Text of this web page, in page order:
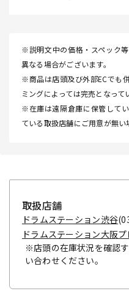
※説明文中の価格・スペック
異なる場合がございます。
※商品は店頭及び外部ECでも
ミングによっては完売となって
※在庫は遠隔倉庫に保管して
ている取扱店舗にご用意が無い
取扱店舗
ドラムステーション渋谷
ドラムステーション大阪プ
※店頭の在庫状況を確認
い合わせください。